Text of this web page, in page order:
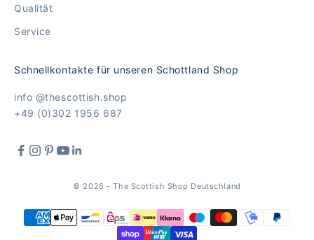
Qualität
Service
Schnellkontakte für unseren Schottland Shop
info @thescottish.shop
+49 (0)302 1956 687
© 2026 - The Scottish Shop Deutschland